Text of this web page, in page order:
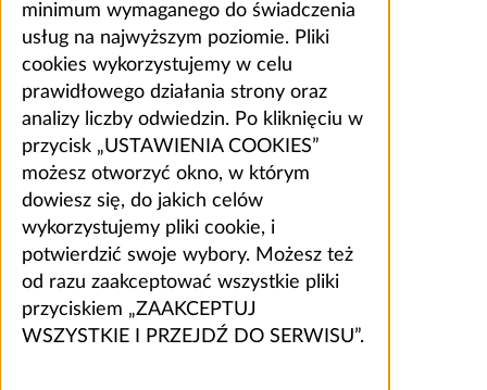
minimum wymaganego do świadczenia
usług na najwyższym poziomie. Pliki
cookies wykorzystujemy w celu
prawidłowego działania strony oraz
analizy liczby odwiedzin. Po kliknięciu w
przycisk „USTAWIENIA COOKIES”
możesz otworzyć okno, w którym
dowiesz się, do jakich celów
wykorzystujemy pliki cookie, i
potwierdzić swoje wybory. Możesz też
od razu zaakceptować wszystkie pliki
przyciskiem „ZAAKCEPTUJ
WSZYSTKIE I PRZEJDŹ DO SERWISU”.